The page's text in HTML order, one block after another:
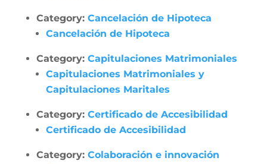
Category: Cancelación de Hipoteca
Cancelación de Hipoteca
Category: Capitulaciones Matrimoniales
Capitulaciones Matrimoniales y
Capitulaciones Maritales
Category: Certificado de Accesibilidad
Certificado de Accesibilidad
Category: Colaboración e innovación